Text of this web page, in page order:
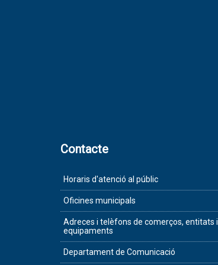
Contacte
Horaris d'atenció al públic
Oficines municipals
Adreces i telèfons de comerços, entitats i
equipaments
Departament de Comunicació